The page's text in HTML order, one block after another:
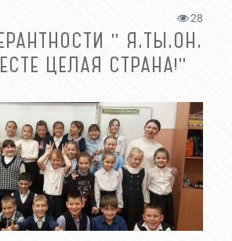
28
" Я,ТЫ,ОН,
ЦЕЛАЯ СТРАНА!"